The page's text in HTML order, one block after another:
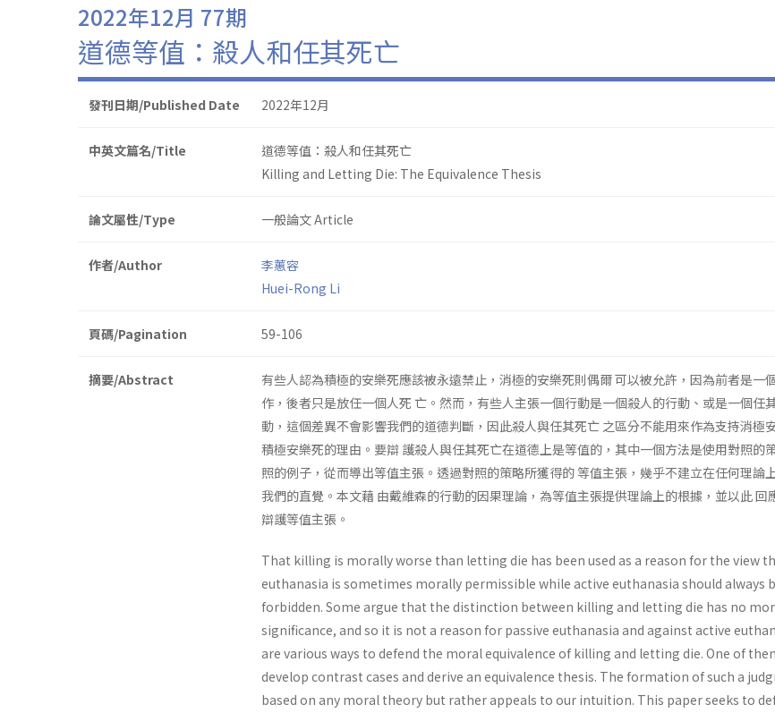
2022年12月 77期
道德等值：殺人和任其死亡
發刊日期/Published Date 2022年12月
中英文篇名/Title
道德等值：殺人和任其死亡
Killing and Letting Die: The Equivalence Thesis
論文屬性/Type 一般論文 Article
作者/Author
李蕙容
Huei-Rong Li
頁碼/Pagination 59-106
摘要/Abstract
有些人認為積極的安樂死應該被永遠禁止，消極的安樂死則偶爾 可以被允許，因為前者是一
作，後者只是放任一個人死 亡。然而，有些人主張一個行動是一個殺人的行動、或是一個任
動，這個差異不會影響我們的道德判斷，因此殺人與任其死亡 之區分不能用來作為支持消極
積極安樂死的理由。要辯 護殺人與任其死亡在道德上是等值的，其中一個方法是使用對照的
照的例子，從而導出等值主張。透過對照的策略所獲得的 等值主張，幾乎不建立在任何理論
我們的直覺。本文藉 由戴維森的行動的因果理論，為等值主張提供理論上的根據，並以此 回
辯護等值主張。
That killing is morally worse than letting die has been used as a reason for the view
euthanasia is sometimes morally permissible while active euthanasia should always
forbidden. Some argue that the distinction between killing and letting die has no
significance, and so it is not a reason for passive euthanasia and against active
are various ways to defend the moral equivalence of killing and letting die. One of
develop contrast cases and derive an equivalence thesis. The formation of such a
based on any moral theory but rather appeals to our intuition. This paper seeks to